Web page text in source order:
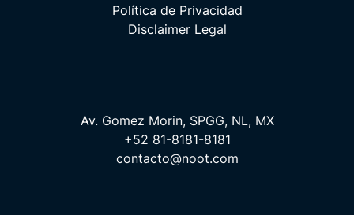
Política de Privacidad
Disclaimer Legal
Av. Gomez Morin, SPGG, NL, MX
+52 81-8181-8181
contacto@noot.com